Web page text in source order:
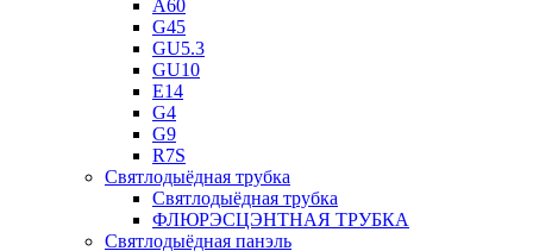
A60
G45
GU5.3
GU10
E14
G4
G9
R7S
Святлодыёдная трубка
Святлодыёдная трубка
ФЛЮРЭСЦЭНТНАЯ ТРУБКА
Святлодыёдная панэль